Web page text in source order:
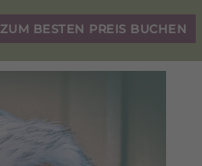
ZUM BESTEN PREIS BUCHEN